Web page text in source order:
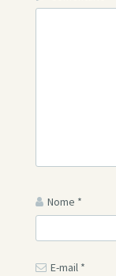
Nome *
E-mail *